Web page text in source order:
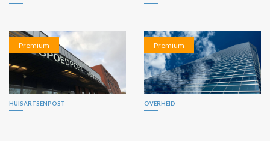
Premium
HUISARTSENPOST
Premium
OVERHEID